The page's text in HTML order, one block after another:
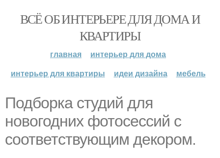
ВСЁ ОБ ИНТЕРЬЕРЕ ДЛЯ ДОМА И
КВАРТИРЫ
главная
интерьер для дома
интерьер для квартиры
идеи дизайна мебель
Подборка студий для
новогодних фотосессий с
соответствующим декором.